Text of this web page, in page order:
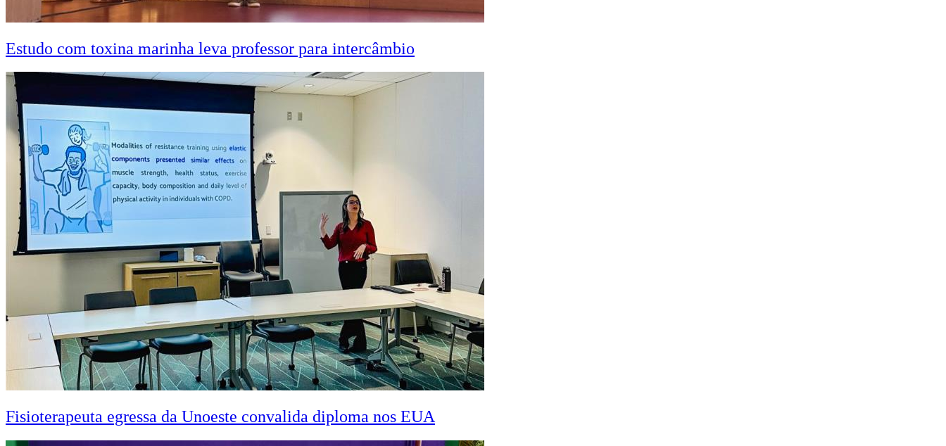
Estudo com toxina marinha leva professor para intercâmbio
Fisioterapeuta egressa da Unoeste convalida diploma nos EUA